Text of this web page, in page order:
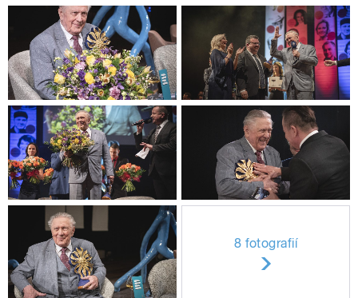
8 fotografií